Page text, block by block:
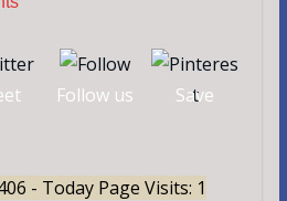
Follow us Save
- Today Page Visits: 1